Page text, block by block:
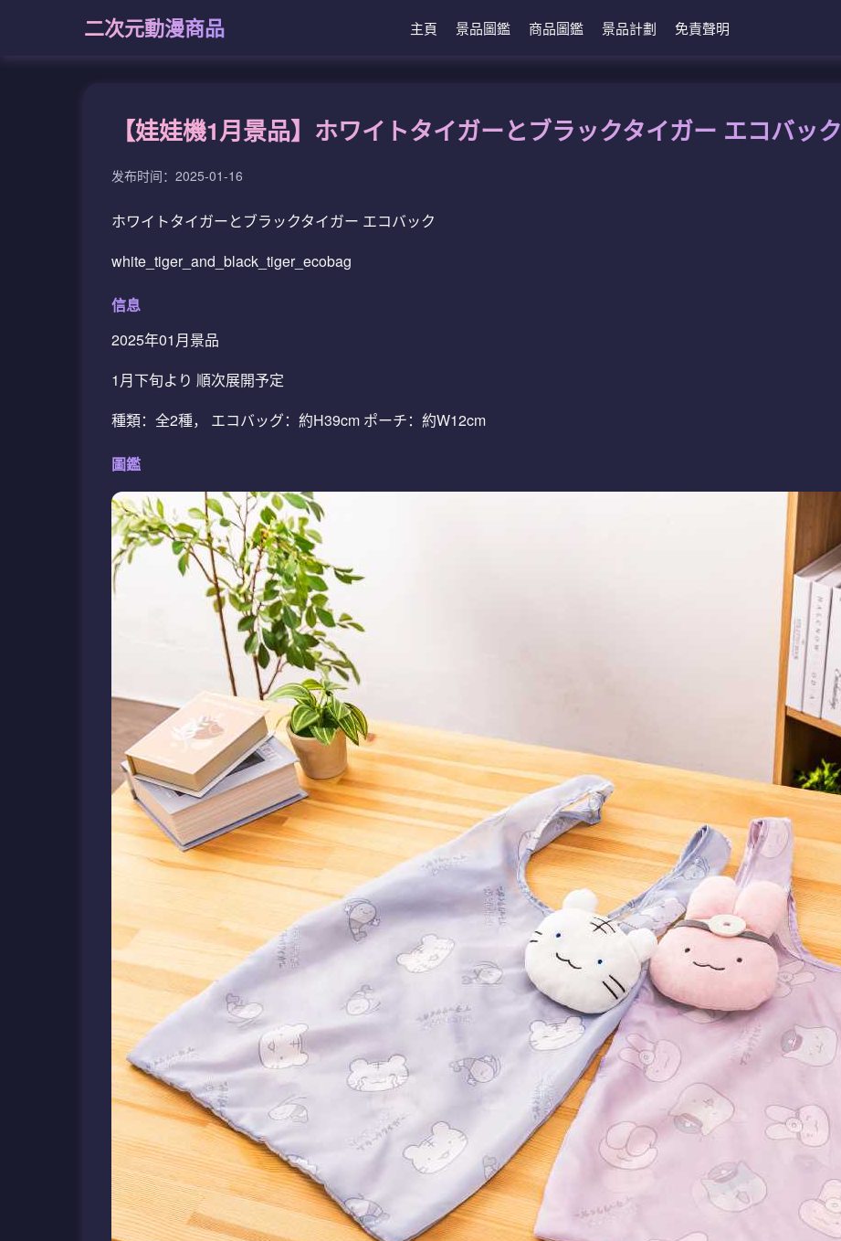
二次元動漫商品 主頁 景品圖鑑 商品圖鑑 景品計劃 免責聲明
【娃娃機1月景品】ホワイトタイガーとブラックタイガー エコバック
发布时间：2025-01-16
ホワイトタイガーとブラックタイガー エコバック
white_tiger_and_black_tiger_ecobag
信息
2025年01月景品
1月下旬より 順次展開予定
種類：全2種， エコバッグ：約H39cm ポーチ：約W12cm
圖鑑